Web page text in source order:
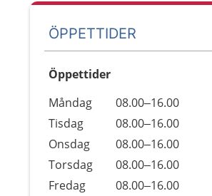
ÖPPETTIDER
Öppettider
Dag
Öppettider
Kommentarer
Måndag
08.00–16.00
Tisdag
08.00–16.00
Onsdag
08.00–16.00
Torsdag
08.00–16.00
Fredag
08.00–16.00